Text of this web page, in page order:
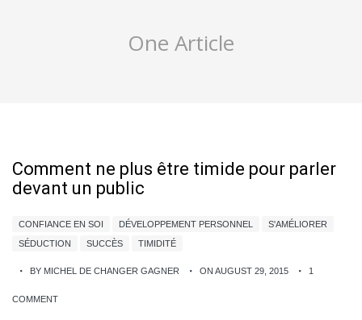
One Article
Comment ne plus être timide pour parler
devant un public
CONFIANCE EN SOI DÉVELOPPEMENT PERSONNEL
S'AMÉLIORER
SÉDUCTION
SUCCÈS TIMIDITÉ
BY MICHEL DE CHANGER GAGNER ON AUGUST 29, 2015 1
COMMENT